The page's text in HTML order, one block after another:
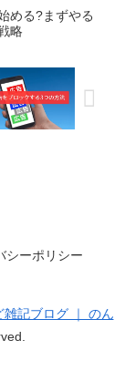
める?まずやる
略
シーポリシー
記ブログ ｜ のん